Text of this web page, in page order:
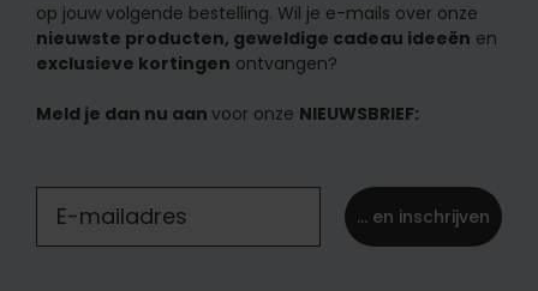
op jouw volgende bestelling. Wil je e-mails over onze
nieuwste producten, geweldige cadeau ideeën en
exclusieve kortingen ontvangen?
Meld je dan nu aan voor onze NIEUWSBRIEF:
... en inschrijven